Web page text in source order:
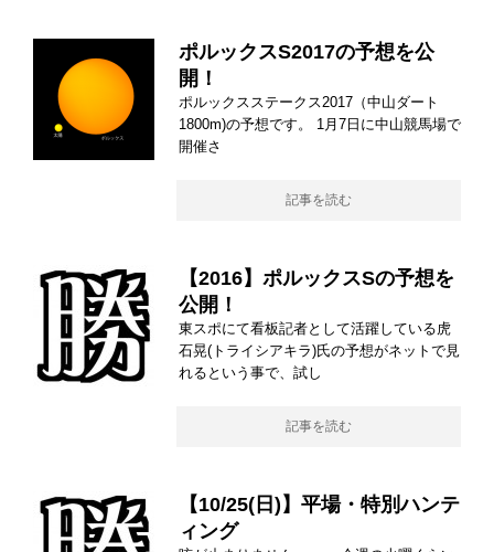
ポルックスS2017の予想を公
開！
ポルックスステークス2017（中山ダート
1800m)の予想です。 1月7日に中山競馬場で
開催さ
記事を読む
【2016】ポルックスSの予想を
公開！
東スポにて看板記者として活躍している虎
石晃(トライシアキラ)氏の予想がネットで見
れるという事で、試し
記事を読む
【10/25(日)】平場・特別ハンテ
ィング